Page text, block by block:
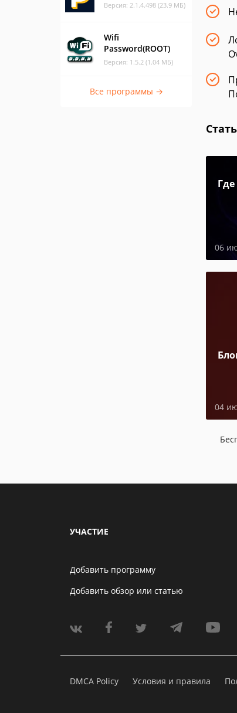
Версия: 2.1.4.498 (23.9 МБ)
Wifi
Password(ROOT)
Версия: 1.5.2 (1.04 МБ)
Все программы →
06
04
УЧАСТИЕ
Добавить программу
Добавить обзор или статью
DMCA Policy Условия и правила